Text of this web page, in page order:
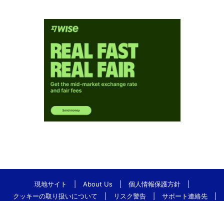
現地サイト About Us 個人情報保護方針
クッキーの取り扱いについて
リスク警告 サポート連絡先